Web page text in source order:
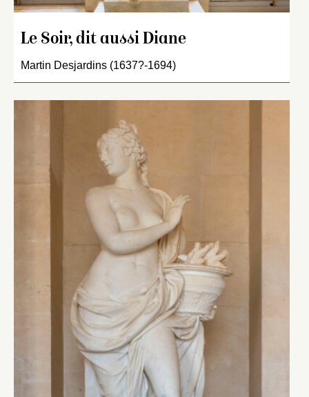
Le Soir, dit aussi Diane
Martin Desjardins (1637?-1694)